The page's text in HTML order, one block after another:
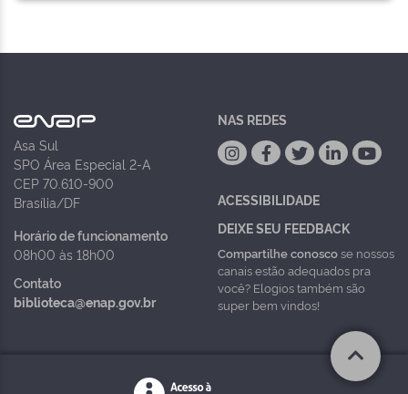
Asa Sul
SPO Área Especial 2-A
CEP 70.610-900
Brasília/DF
Horário de funcionamento
08h00 às 18h00
Contato
biblioteca@enap.gov.br
NAS REDES
ACESSIBILIDADE
DEIXE SEU FEEDBACK
Compartilhe conoscose nossos
canais estão adequados pra
você? Elogios também são
super bem vindos!